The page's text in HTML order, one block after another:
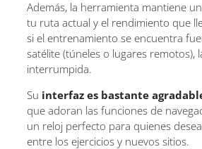
Además, la herramienta mantiene
tu ruta actual y el rendimiento que
si el entrenamiento se encuentra
satélite (túneles o lugares remotos),
interrumpida.
Su interfaz es bastante
que adoran las funciones de
un reloj perfecto para quienes
entre los ejercicios y nuevos sitios.